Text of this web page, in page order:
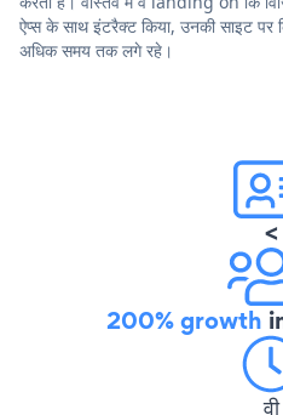
ऐप्स के साथ इंटरैक्ट किया, उनकी साइट पर
अधिक समय तक लगे रहे।
<
200% growth
वी